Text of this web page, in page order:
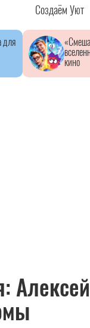
Создаём Уют
для
кино